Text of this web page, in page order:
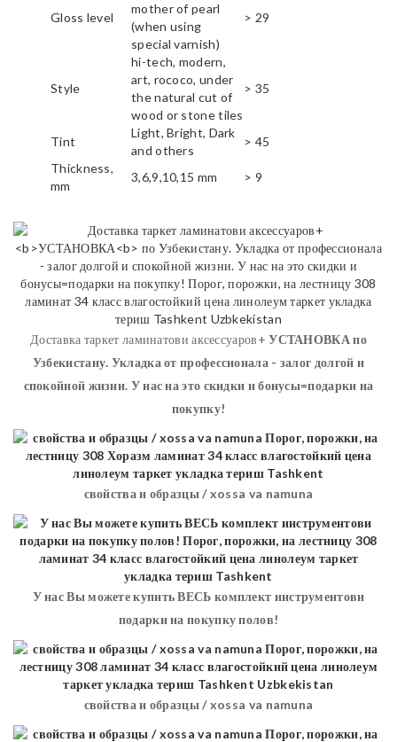
Gloss level
mother of pearl
(when using
special varnish)
> 29
Style
hi-tech, modern,
art, rococo, under
the natural cut of
wood or stone tiles
> 35
Tint
Light, Bright, Dark
and others
> 45
Thickness,
mm
3,6,9,10,15 mm > 9
Доставка таркет ламинатови аксессуаров+УСТАНОВКАпо
Узбекистану. Укладка от профессионала - залог долгой и
спокойной жизни. У нас на это скидки и бонусы=подарки на
покупку!
свойства и образцы / xossa va namuna
У нас Вы можете купить ВЕСЬ комплект инструментови
подарки на покупку полов!
свойства и образцы / xossa va namuna